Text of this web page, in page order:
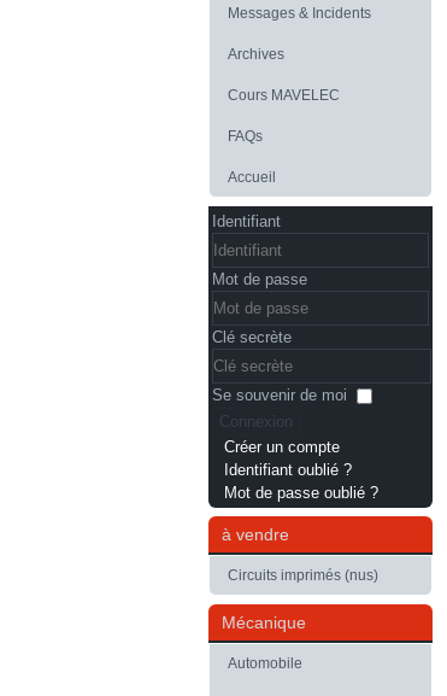
Messages & Incidents
Archives
Cours MAVELEC
FAQs
Accueil
Identifiant
Mot de passe
Clé secrète
Se souvenir de moi
Connexion
Créer un compte
Identifiant oublié ?
Mot de passe oublié ?
à vendre
Circuits imprimés (nus)
Mécanique
Automobile